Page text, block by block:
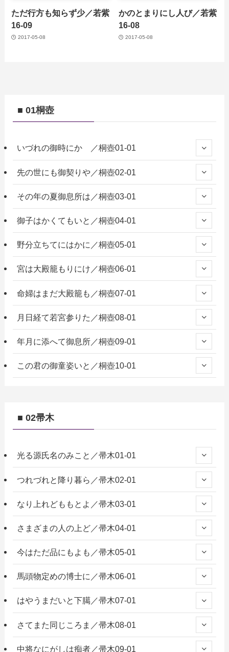
ただ行方も知らず少／若紫
16-09
2017-05-08
かのとまりにし人び／若紫
16-08
2017-05-08
■ 01桐壺
いづれの御時にか ／桐壺01-01
先の世にも御契りや／桐壺02-01
その年の夏御息所は／桐壺03-01
御子はかくてもいと／桐壺04-01
野分立ちてにはかに／桐壺05-01
宮は大殿籠もりにけ／桐壺06-01
命婦はまだ大殿籠も／桐壺07-01
月日経て若宮参りた／桐壺08-01
年月に添へて御息所／桐壺09-01
この君の御童姿いと／桐壺10-01
■ 02帚木
光る源氏名のみこと／帚木01-01
つれづれと降り暮ら／帚木02-01
なり上れどももとよ／帚木03-01
さまざまの人の上ど／帚木04-01
今はただ品にもよも／帚木05-01
馬頭物定めの博士に／帚木06-01
はやうまだいと下臈／帚木07-01
さてまた同じころま／帚木08-01
中将なにがしは痴者／帚木09-01